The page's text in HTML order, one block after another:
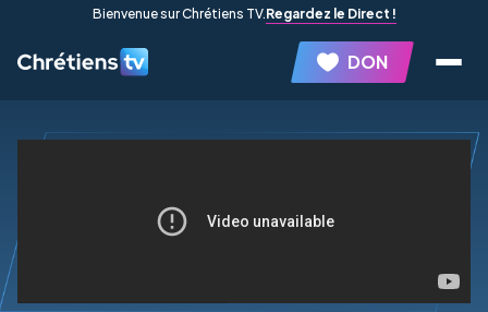
Bienvenue sur Chrétiens TV.Regardez le Direct !
DON